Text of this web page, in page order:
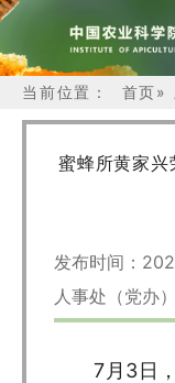
当前位置： 首页»
蜜蜂所黄家兴
发布时间：
人事处（党
7月3日